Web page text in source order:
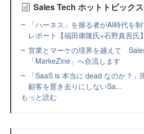
Sales Tech ホットトピック
「ハーネス」を握る者がAI時代を
レポート【福田康隆氏×石野真吾氏】
営業とマーケの境界を越えて
「MarkeZine」へ合流します
「SaaS is 本当に dead なのか？」
顧客を置き去りにしないSa...
もっと読む